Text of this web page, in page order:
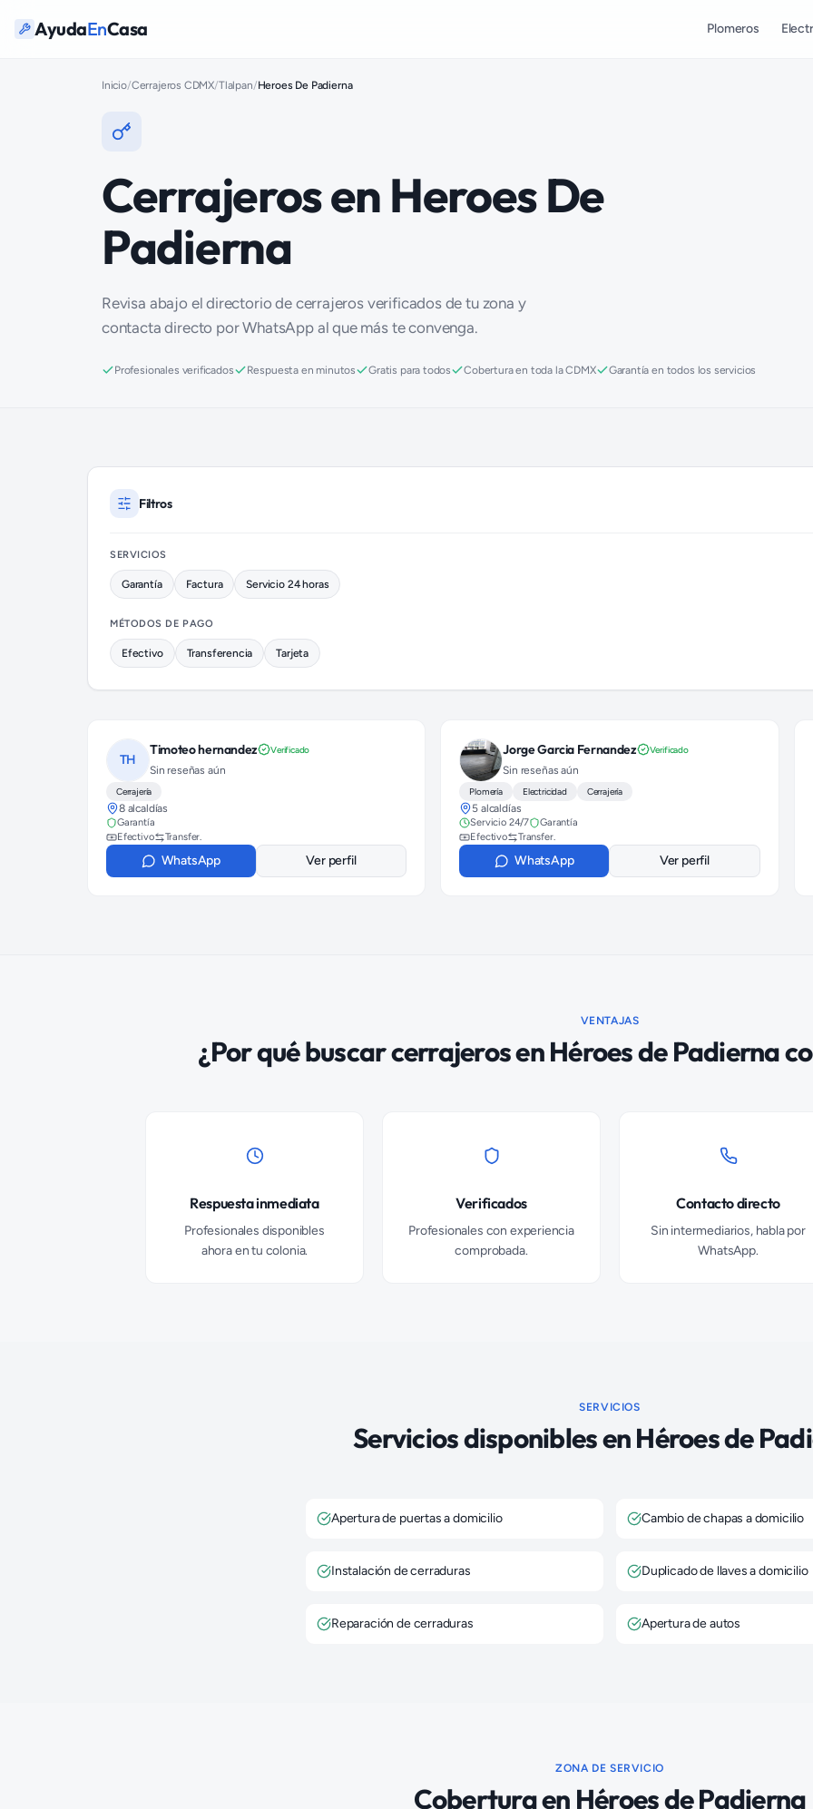
AyudaEnCasa Plomeros
Inicio/Cerrajeros CDMX/Tlalpan/Heroes De Padierna
Cerrajeros en Heroes De
Padierna
Revisa abajo el directorio de cerrajeros verificados de tu zona y
contacta directo por WhatsApp al que más te convenga.
Profesionales verificados Respuesta en minutos Gratis para todos Cobertura en toda la CDMX Garantía en todos los servicios
Cerrajeros disponibles en Tlalpan (colonia Héroes de Padierna)
Filtros
SERVICIOS
Garantía Factura Servicio 24 horas
MÉTODOS DE PAGO
Efectivo Transferencia Tarjeta
TH
Timoteo hernandez Verificado
Sin reseñas aún
Cerrajería
8 alcaldías
Garantía
Efectivo
Transfer.
WhatsApp Ver perfil
Jorge Garcia Fernandez Verificado
Sin reseñas aún
Plomería Electricidad Cerrajería
5 alcaldías
Servicio 24/7
Garantía
Efectivo
Transfer.
WhatsApp Ver perfil
VENTAJAS
¿Por qué buscarcerrajerosenHéroes de Padierna
Respuesta inmediata
Profesionales disponibles
ahora en tu colonia.
Verificados
Profesionales con experiencia
comprobada.
Contacto directo
Sin intermediarios, habla por
WhatsApp.
SERVICIOS
Servicios disponibles enHéroes de
Apertura de puertas a domicilio Cambio de chapas a domicilio
Instalación de cerraduras Duplicado de llaves a domicilio
Reparación de cerraduras Apertura de autos
ZONA DE SERVICIO
Cobertura en Héroes de Padierna